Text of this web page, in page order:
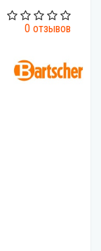
0 отзывов